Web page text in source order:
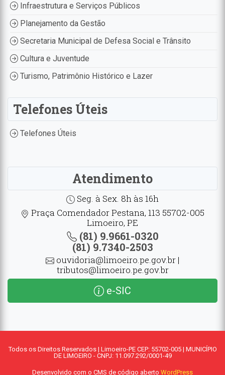
Infraestrutura e Serviços Públicos
Planejamento da Gestão
Secretaria Municipal de Defesa Social e Trânsito
Cultura e Juventude
Turismo, Patrimônio Histórico e Lazer
Telefones Úteis
Telefones Úteis
Atendimento
Seg. à Sex. 8h às 16h
Praça Comendador Pestana, 113 55702-005
Limoeiro, PE
(81) 9.9661-0320
(81) 9.7340-2503
ouvidoria@limoeiro.pe.gov.br |
tributos@limoeiro.pe.gov.br
e-SIC
Todos os Direitos Reservados | Limoeiro-PE CEP: 55702-005 | MUNICÍPIO
DE LIMOEIRO - CNPJ: 11.097.292/0001-49
Desenvolvido com o CMS de código aberto WordPress